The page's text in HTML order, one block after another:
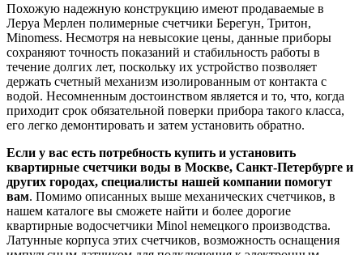
Похожую надежную конструкцию имеют продаваемые в
Леруа Мерлен полимерные счетчики Берегун, Тритон,
Minomess. Несмотря на невысокие цены, данные приборы
сохраняют точность показаний и стабильность работы в
течение долгих лет, поскольку их устройство позволяет
держать счетный механизм изолированным от контакта с
водой. Несомненным достоинством является и то, что, когда
приходит срок обязательной поверки прибора такого класса,
его легко демонтировать и затем установить обратно.
Если у вас есть потребность купить и установить
квартирные счетчики воды в Москве, Санкт-Петербурге и
других городах, специалисты нашей компании помогут
вам. Помимо описанных выше механических счетчиков, в
нашем каталоге вы сможете найти и более дорогие
квартирные водосчетчики Minol немецкого производства.
Латунные корпуса этих счетчиков, возможность оснащения